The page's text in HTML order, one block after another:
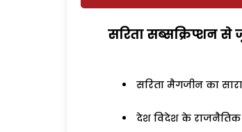
सरिता सब्सक्रिप्शन से
सरिता मैगजीन का
देश विदेश के राजनैतिक